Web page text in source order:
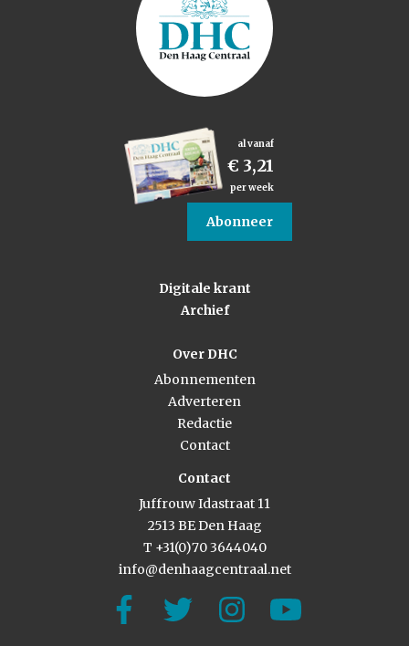
al vanaf
€ 3,21
per week
Abonneer
Digitale krant
Archief
Over DHC
Abonnementen
Adverteren
Redactie
Contact
Contact
Juffrouw Idastraat 11
2513 BE Den Haag
T +31(0)70 3644040
info@denhaagcentraal.net